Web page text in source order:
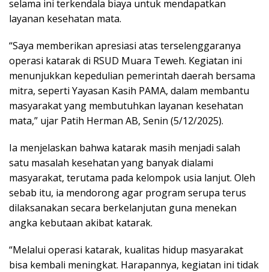
selama ini terkendala biaya untuk mendapatkan
layanan kesehatan mata.
“Saya memberikan apresiasi atas terselenggaranya
operasi katarak di RSUD Muara Teweh. Kegiatan ini
menunjukkan kepedulian pemerintah daerah bersama
mitra, seperti Yayasan Kasih PAMA, dalam membantu
masyarakat yang membutuhkan layanan kesehatan
mata,” ujar Patih Herman AB, Senin (5/12/2025).
Ia menjelaskan bahwa katarak masih menjadi salah
satu masalah kesehatan yang banyak dialami
masyarakat, terutama pada kelompok usia lanjut. Oleh
sebab itu, ia mendorong agar program serupa terus
dilaksanakan secara berkelanjutan guna menekan
angka kebutaan akibat katarak.
“Melalui operasi katarak, kualitas hidup masyarakat
bisa kembali meningkat. Harapannya, kegiatan ini tidak